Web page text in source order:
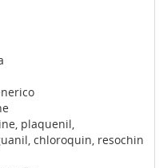
plaquenil,
chloroquin, resochin